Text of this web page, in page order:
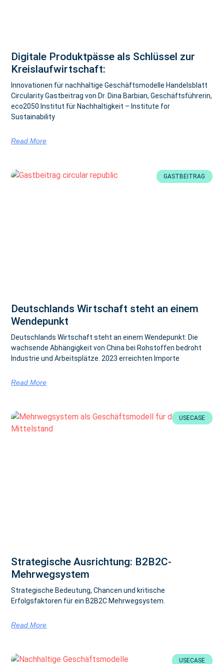
Digitale Produktpässe als Schlüssel zur
Kreislaufwirtschaft:
Innovationen für nachhaltige Geschäftsmodelle Handelsblatt
Circularity Gastbeitrag von Dr. Dina Barbian, Geschäftsführerin,
eco2050 Institut für Nachhaltigkeit – Institute for
Sustainability
Read More
GASTBEITRAG
Deutschlands Wirtschaft steht an einem
Wendepunkt
Deutschlands Wirtschaft steht an einem Wendepunkt: Die
wachsende Abhängigkeit von China bei Rohstoffen bedroht
Industrie und Arbeitsplätze. 2023 erreichten Importe
Read More
USECASE
Strategische Ausrichtung: B2B2C-
Mehrwegsystem
Strategische Bedeutung, Chancen und kritische
Erfolgsfaktoren für ein B2B2C Mehrwegsystem.
Read More
USECASE